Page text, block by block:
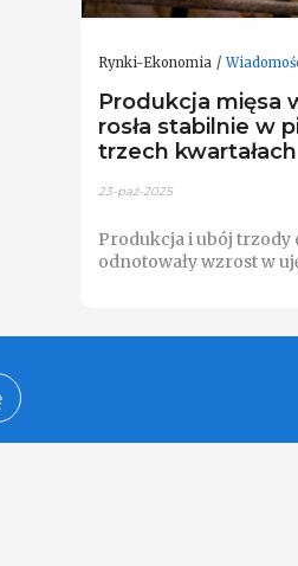
Rynki-Ekonomia
Produkcja mięsa
rosła stabilnie w
trzech kwartałach
23-paź-2025
Produkcja i ubój trzody
odnotowały wzrost w